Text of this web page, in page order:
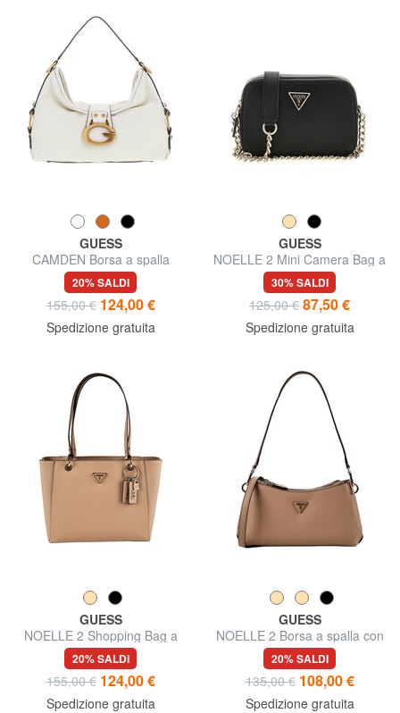
GUESS
CAMDEN Borsa a spalla
20% SALDI
155,00 € 124,00 €
Spedizione gratuita
GUESS
NOELLE 2 Mini Camera Bag a
tracolla
30% SALDI
125,00 € 87,50 €
Spedizione gratuita
GUESS
NOELLE 2 Shopping Bag a
spalla
20% SALDI
155,00 € 124,00 €
Spedizione gratuita
GUESS
NOELLE 2 Borsa a spalla con
tracolla
20% SALDI
135,00 € 108,00 €
Spedizione gratuita